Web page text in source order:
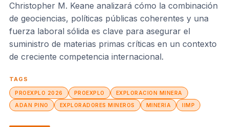
Christopher M. Keane analizará cómo la combinación
de geociencias, políticas públicas coherentes y una
fuerza laboral sólida es clave para asegurar el
suministro de materias primas críticas en un contexto
de creciente competencia internacional.
TAGS
PROEXPLO 2026 PROEXPLO
EXPLORACION MINERA
ADAN PINO
EXPLORADORES MINEROS MINERIA IIMP